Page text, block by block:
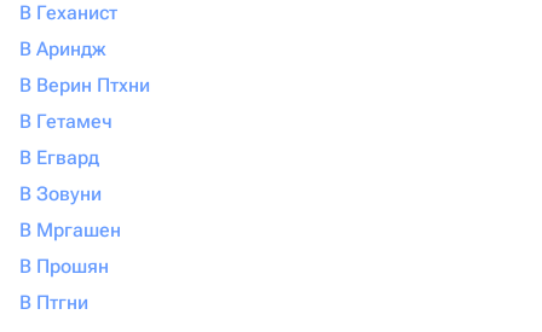
В Геханист
В Ариндж
В Верин Птхни
В Гетамеч
В Егвард
В Зовуни
В Мргашен
В Прошян
В Птгни